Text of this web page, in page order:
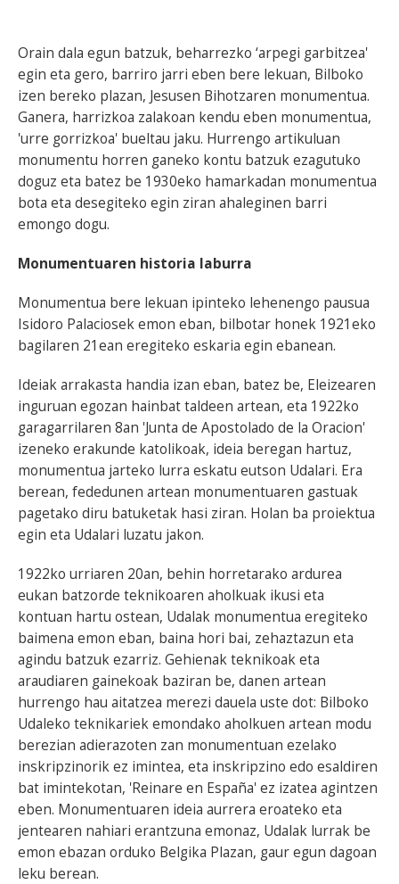
Orain dala egun batzuk, beharrezko ‘arpegi garbitzea'
egin eta gero, barriro jarri eben bere lekuan, Bilboko
izen bereko plazan, Jesusen Bihotzaren monumentua.
Ganera, harrizkoa zalakoan kendu eben monumentua,
'urre gorrizkoa' bueltau jaku. Hurrengo artikuluan
monumentu horren ganeko kontu batzuk ezagutuko
doguz eta batez be 1930eko hamarkadan monumentua
bota eta desegiteko egin ziran ahaleginen barri
emongo dogu.
Monumentuaren historia laburra
Monumentua bere lekuan ipinteko lehenengo pausua
Isidoro Palaciosek emon eban, bilbotar honek 1921eko
bagilaren 21ean eregiteko eskaria egin ebanean.
Ideiak arrakasta handia izan eban, batez be, Eleizearen
inguruan egozan hainbat taldeen artean, eta 1922ko
garagarrilaren 8an 'Junta de Apostolado de la Oracion'
izeneko erakunde katolikoak, ideia beregan hartuz,
monumentua jarteko lurra eskatu eutson Udalari. Era
berean, fededunen artean monumentuaren gastuak
pagetako diru batuketak hasi ziran. Holan ba proiektua
egin eta Udalari luzatu jakon.
1922ko urriaren 20an, behin horretarako ardurea
eukan batzorde teknikoaren aholkuak ikusi eta
kontuan hartu ostean, Udalak monumentua eregiteko
baimena emon eban, baina hori bai, zehaztazun eta
agindu batzuk ezarriz. Gehienak teknikoak eta
araudiaren gainekoak baziran be, danen artean
hurrengo hau aitatzea merezi dauela uste dot: Bilboko
Udaleko teknikariek emondako aholkuen artean modu
berezian adierazoten zan monumentuan ezelako
inskripzinorik ez imintea, eta inskripzino edo esaldiren
bat imintekotan, 'Reinare en España' ez izatea agintzen
eben. Monumentuaren ideia aurrera eroateko eta
jentearen nahiari erantzuna emonaz, Udalak lurrak be
emon ebazan orduko Belgika Plazan, gaur egun dagoan
leku berean.